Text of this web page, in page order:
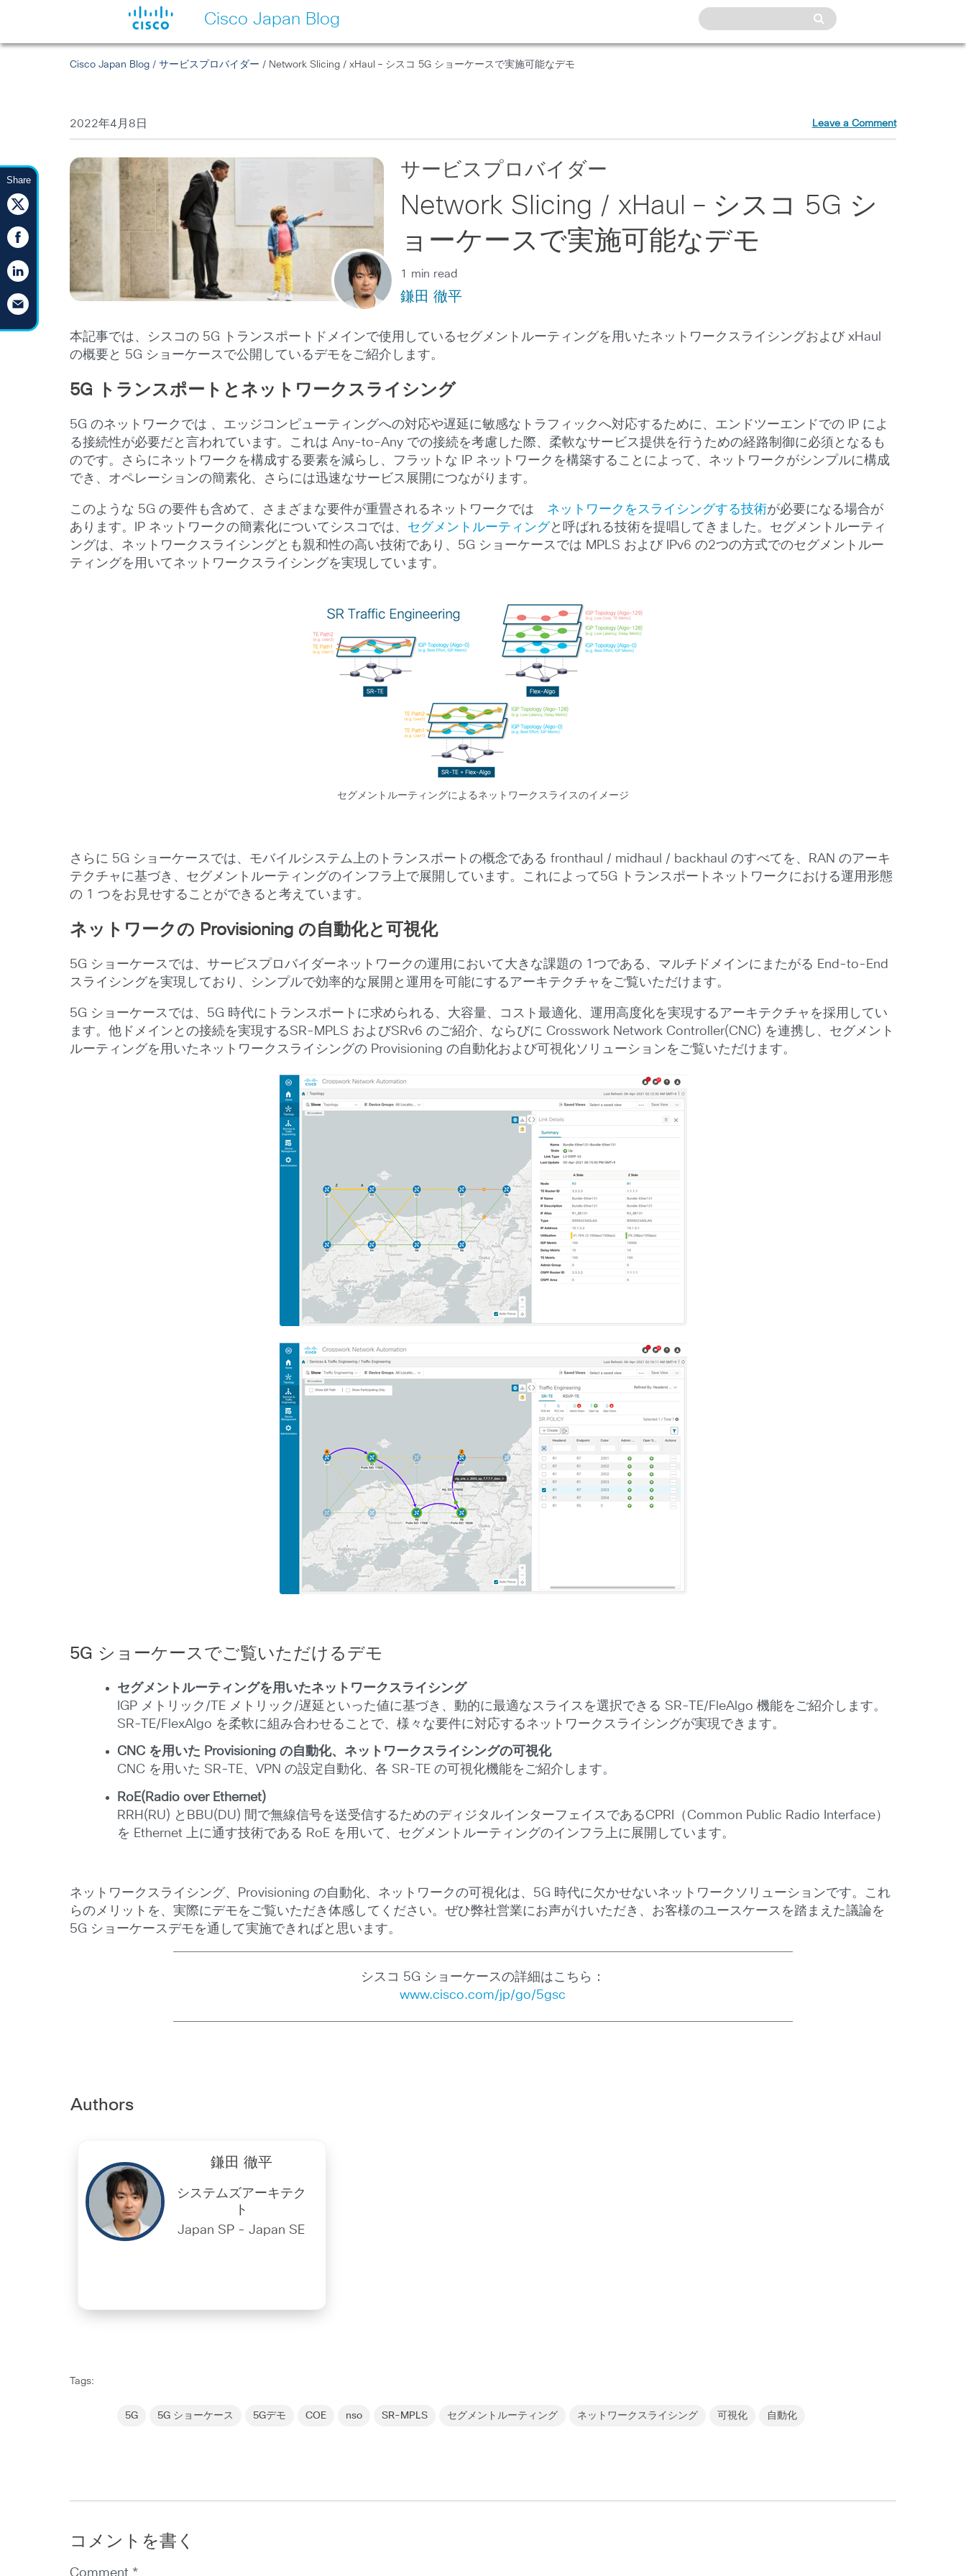
Cisco Japan Blog
Share
Cisco Japan Blog /サービスプロバイダー / Network Slicing / xHaul – シスコ 5G ショーケースで実施可能なデモ
2022年4月8日 Leave a Comment
サービスプロバイダー
Network Slicing / xHaul – シスコ 5G シ
ョーケースで実施可能なデモ
1 min read
鎌田 徹平
本記事では、シスコの 5G トランスポートドメインで使用しているセグメントルーティングを用いたネットワークスライシングおよび xHaul
の概要と 5G ショーケースで公開しているデモをご紹介します。
5G トランスポートとネットワークスライシング
5G のネットワークでは 、エッジコンピューティングへの対応や遅延に敏感なトラフィックへ対応するために、エンドツーエンドでの IP によ
る接続性が必要だと言われています。これは Any-to-Any での接続を考慮した際、柔軟なサービス提供を行うための経路制御に必須となるも
のです。さらにネットワークを構成する要素を減らし、フラットな IP ネットワークを構築することによって、ネットワークがシンプルに構成
でき、オペレーションの簡素化、さらには迅速なサービス展開につながります。
このような 5G の要件も含めて、さまざまな要件が重畳されるネットワークでは ネットワークをスライシングする技術が必要になる場合が
あります。IP ネットワークの簡素化についてシスコでは、 セグメントルーティングと呼ばれる技術を提唱してきました。セグメントルーティ
ングは、ネットワークスライシングとも親和性の高い技術であり、5G ショーケースでは MPLS および IPv6 の2つの方式でのセグメントルー
ティングを用いてネットワークスライシングを実現しています。
セグメントルーティングによるネットワークスライスのイメージ
さらに 5G ショーケースでは、モバイルシステム上のトランスポートの概念である fronthaul / midhaul / backhaul のすべてを、RAN のアーキ
テクチャに基づき、セグメントルーティングのインフラ上で展開しています。これによって5G トランスポートネットワークにおける運用形態
の 1 つをお見せすることができると考えています。
ネットワークの Provisioning の自動化と可視化
5G ショーケースでは、サービスプロバイダーネットワークの運用において大きな課題の 1つである、マルチドメインにまたがる End-to-End
スライシングを実現しており、シンプルで効率的な展開と運用を可能にするアーキテクチャをご覧いただけます。
5G ショーケースでは、5G 時代にトランスポートに求められる、大容量、コスト最適化、運用高度化を実現するアーキテクチャを採用してい
ます。他ドメインとの接続を実現するSR-MPLS およびSRv6 のご紹介、ならびに Crosswork Network Controller(CNC) を連携し、セグメント
ルーティングを用いたネットワークスライシングの Provisioning の自動化および可視化ソリューションをご覧いただけます。
5G ショーケースでご覧いただけるデモ
セグメントルーティングを用いたネットワークスライシング
IGP メトリック/TE メトリック/遅延といった値に基づき、動的に最適なスライスを選択できる SR-TE/FleAlgo 機能をご紹介します。
SR-TE/FlexAlgo を柔軟に組み合わせることで、様々な要件に対応するネットワークスライシングが実現できます。
CNC を用いた Provisioning の自動化、ネットワークスライシングの可視化
CNC を用いた SR-TE、VPN の設定自動化、各 SR-TE の可視化機能をご紹介します。
RoE(Radio over Ethernet)
RRH(RU) とBBU(DU) 間で無線信号を送受信するためのディジタルインターフェイスであるCPRI（Common Public Radio Interface）
を Ethernet 上に通す技術である RoE を用いて、セグメントルーティングのインフラ上に展開しています。
ネットワークスライシング、Provisioning の自動化、ネットワークの可視化は、5G 時代に欠かせないネットワークソリューションです。これ
らのメリットを、実際にデモをご覧いただき体感してください。ぜひ弊社営業にお声がけいただき、お客様のユースケースを踏まえた議論を
5G ショーケースデモを通して実施できればと思います。
シスコ 5G ショーケースの詳細はこちら：
www.cisco.com/jp/go/5gsc
Authors
鎌田 徹平
システムズアーキテク
ト
Japan SP - Japan SE
Tags:
5G 5G ショーケース 5Gデモ COE nso SR-MPLS セグメントルーティング ネットワークスライシング 可視化 自動化
コメントを書く
Comment *